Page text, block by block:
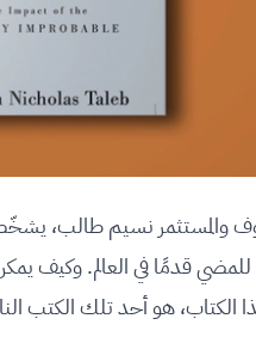
والمستثمر نسيم طالب، يشخّص
للمضي قدمًا في العالم. وكيف
الكتاب، هو أحد تلك الكتب